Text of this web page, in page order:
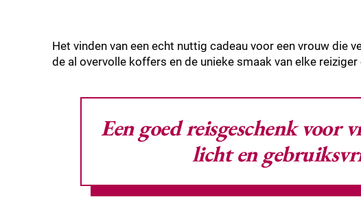
Het vinden van een echt nuttig cadeau voor een vrouw die
de al overvolle koffers en de unieke smaak van elke
Een goed reisgeschenk voor
licht en